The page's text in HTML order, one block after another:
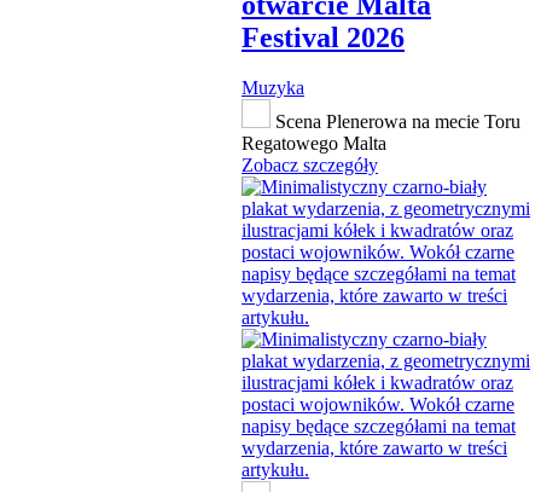
Festival 2026
Muzyka
Scena Plenerowa na mecie Toru
Regatowego Malta
Zobacz szczegóły